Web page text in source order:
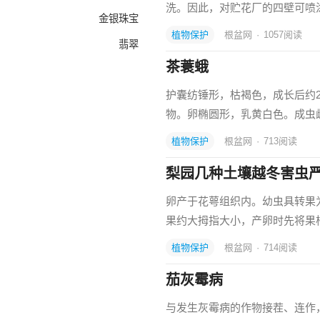
金银珠宝
翡翠
洗。因此，对贮花厂的四壁可
植物保护 根盆网 · 1057阅读
茶蓑蛾
护囊纺锤形，枯褐色，成长后
物。卵椭圆形，乳黄白色。成
植物保护 根盆网 · 713阅读
梨园几种土壤越冬害虫
卵产于花萼组织内。幼虫具转
果约大拇指大小，产卵时先将
植物保护 根盆网 · 714阅读
茄灰霉病
与发生灰霉病的作物接茬、连